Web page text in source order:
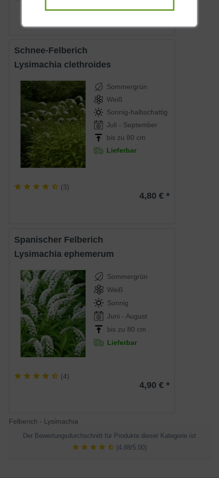
Schnee-Felberich
Lysimachia clethroides
Sommergrün
Weiß
Sonnig-halbschattig
Juli - September
bis zu 80 cm
Lieferbar
(3)
4,80 € *
Spanischer Felberich
Lysimachia ephemerum
Sommergrün
Weiß
Sonnig
Juni - August
bis zu 80 cm
Lieferbar
(4)
4,90 € *
Felberich - Lysimachia
Der Bewertungsdurchschnitt für Produkte dieser Kategorie ist
(4.88/5.00)